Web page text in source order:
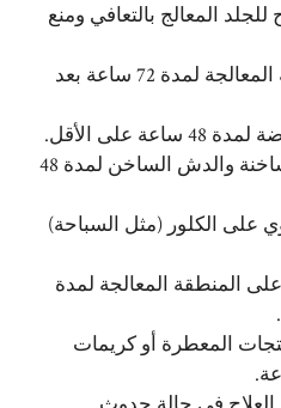
للجلد المعالج بالتعافي ومنع
تجنب حلق المنطقة المعالجة لمدة 72 ساعة بعد
على الأقل.
تجنب الحمامات الساخنة والدش الساخن لمدة 48
الكلور (مثل السباحة)
المنطقة المعالجة لمدة
المعطرة أو كريمات